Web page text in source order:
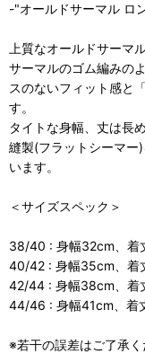
-"オールドサーマル ロ
上質なオールドサーマ
サーマルのゴム編みの
スのないフィット感と
す。
タイトな身幅、丈は長め
縫製(フラットシーマー
います。
＜サイズスペック＞
38/40 : 身幅32cm、着
40/42 : 身幅35cm、着
42/44 : 身幅38cm、着
44/46 : 身幅41cm、着
※若干の誤差はご了承く